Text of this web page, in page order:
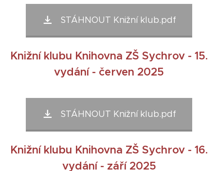
STÁHNOUT Knižní klub.pdf
Knižní klubu Knihovna ZŠ Sychrov - 15.
vydání - červen 2025
STÁHNOUT Knižní klub.pdf
Knižní klubu Knihovna ZŠ Sychrov - 16.
vydání - září 2025